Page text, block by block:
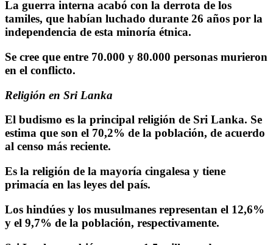
La guerra interna acabó con la derrota de los
tamiles, que habían luchado durante 26 años por la
independencia de esta minoría étnica.
Se cree que entre 70.000 y 80.000 personas murieron
en el conflicto.
Religión en Sri Lanka
El budismo es la principal religión de Sri Lanka. Se
estima que son el 70,2% de la población, de acuerdo
al censo más reciente.
Es la religión de la mayoría cingalesa y tiene
primacía en las leyes del país.
Los hindúes y los musulmanes representan el 12,6%
y el 9,7% de la población, respectivamente.